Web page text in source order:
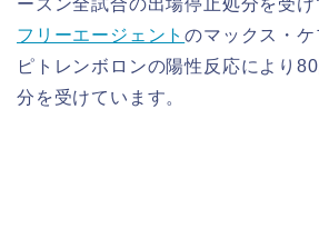
ーズン全試合の出場停止処分を受け
フリーエージェントのマックス・
ピトレンボロンの陽性反応により
分を受けています。